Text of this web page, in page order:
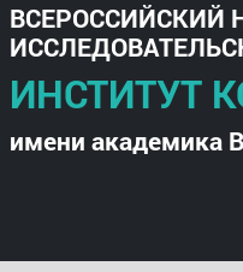
ВСЕРОССИЙСКИЙ
ИНСТИТУТ
имени академика